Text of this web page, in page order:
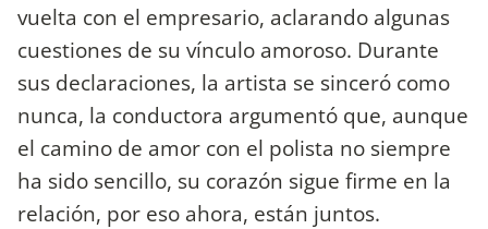
vuelta con el empresario, aclarando algunas
cuestiones de su vínculo amoroso. Durante
sus declaraciones, la artista se sinceró como
nunca, la conductora argumentó que, aunque
el camino de amor con el polista no siempre
ha sido sencillo, su corazón sigue firme en la
relación, por eso ahora, están juntos.